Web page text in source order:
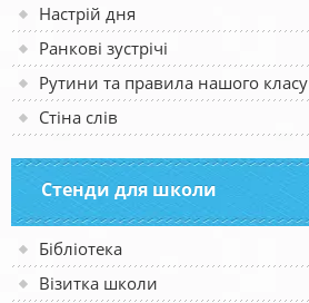
Настрій дня
Ранкові зустрічі
Рутини та правила нашого класу
Стіна слів
Стенди для школи
Бібліотека
Візитка школи